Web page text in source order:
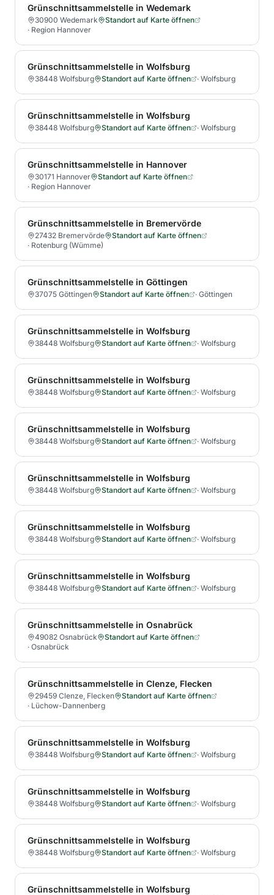
Grünschnittsammelstelle in Wedemark
30900 Wedemark
Standort auf Karte öffnen
· Region Hannover
Grünschnittsammelstelle in Wolfsburg
38448 Wolfsburg Standort auf Karte öffnen · Wolfsburg
Grünschnittsammelstelle in Wolfsburg
38448 Wolfsburg Standort auf Karte öffnen · Wolfsburg
Grünschnittsammelstelle in Hannover
30171 Hannover
Standort auf Karte öffnen
· Region Hannover
Grünschnittsammelstelle in Bremervörde
27432 Bremervörde
Standort auf Karte öffnen
· Rotenburg (Wümme)
Grünschnittsammelstelle in Göttingen
37075 Göttingen Standort auf Karte öffnen · Göttingen
Grünschnittsammelstelle in Wolfsburg
38448 Wolfsburg Standort auf Karte öffnen · Wolfsburg
Grünschnittsammelstelle in Wolfsburg
38448 Wolfsburg Standort auf Karte öffnen · Wolfsburg
Grünschnittsammelstelle in Wolfsburg
38448 Wolfsburg Standort auf Karte öffnen · Wolfsburg
Grünschnittsammelstelle in Wolfsburg
38448 Wolfsburg Standort auf Karte öffnen · Wolfsburg
Grünschnittsammelstelle in Wolfsburg
38448 Wolfsburg Standort auf Karte öffnen · Wolfsburg
Grünschnittsammelstelle in Wolfsburg
38448 Wolfsburg Standort auf Karte öffnen · Wolfsburg
Grünschnittsammelstelle in Osnabrück
49082 Osnabrück
Standort auf Karte öffnen
· Osnabrück
Grünschnittsammelstelle in Clenze, Flecken
29459 Clenze, Flecken
Standort auf Karte öffnen
· Lüchow-Dannenberg
Grünschnittsammelstelle in Wolfsburg
38448 Wolfsburg Standort auf Karte öffnen · Wolfsburg
Grünschnittsammelstelle in Wolfsburg
38448 Wolfsburg Standort auf Karte öffnen · Wolfsburg
Grünschnittsammelstelle in Wolfsburg
38448 Wolfsburg Standort auf Karte öffnen · Wolfsburg
Grünschnittsammelstelle in Wolfsburg